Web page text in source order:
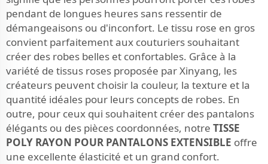
pendant de longues heures sans ressentir de
démangeaisons ou d'inconfort. Le tissu rose en gros
convient parfaitement aux couturiers souhaitant
créer des robes belles et confortables. Grâce à la
variété de tissus roses proposée par Xinyang, les
créateurs peuvent choisir la couleur, la texture et la
quantité idéales pour leurs concepts de robes. En
outre, pour ceux qui souhaitent créer des pantalons
élégants ou des pièces coordonnées, notre TISSE
POLY RAYON POUR PANTALONS EXTENSIBLE offre
une excellente élasticité et un grand confort.